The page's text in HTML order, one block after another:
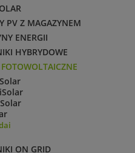
PV Z MAGAZYNEM
ENERGII
HYBRYDOWE
ON GRID